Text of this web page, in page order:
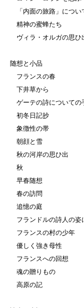
「内面の旅路」につい
精神の蜜蜂たち
ヴィラ・オルガの思ひ
随想と小品
フランスの春
下井草から
ゲーテの詩についての
初冬日記抄
象徴性の帯
朝顔と雪
秋の河岸の思ひ出
秋
早春随想
春の訪問
追憶の庭
フランドルの詩人の姿
フランスの村の少年
優しく強き母性
フランスへの回想
魂の贈りもの
高原の記